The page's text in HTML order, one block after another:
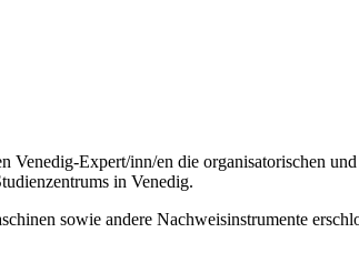
Venedig-Expert/inn/en die organisatorischen
in Venedig.
sowie andere Nachweisinstrumente